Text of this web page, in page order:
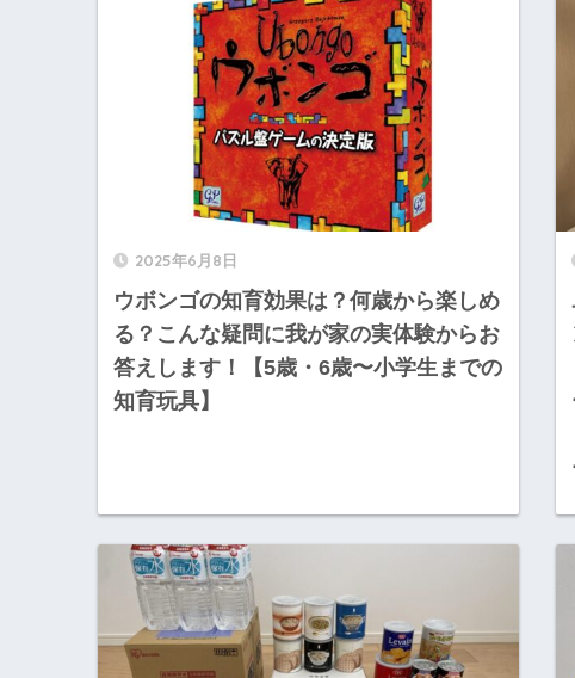
2025年6月8日
ウボンゴの知育効果は？何歳から楽しめ
る？こんな疑問に我が家の実体験からお
答えします！【5歳・6歳〜小学生までの
知育玩具】